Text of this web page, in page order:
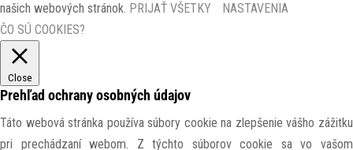
našich webových stránok. PRIJAŤ VŠETKY
NASTAVENIA
ČO SÚ COOKIES?
Close
Prehľad ochrany osobných údajov
Táto webová stránka používa súbory cookie na zlepšenie vášho zážitku
pri prechádzaní webom. Z týchto súborov cookie sa vo vašom